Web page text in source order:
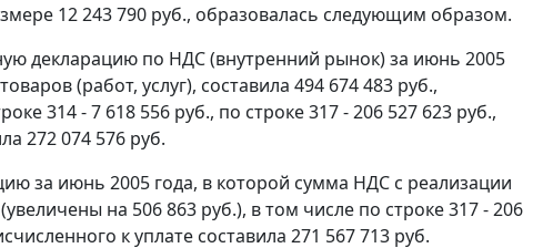
12 243 790 руб., образовалась следующим образом.
декларацию по НДС (внутренний рынок) за июнь 2005
(работ, услуг), составила 494 674 483 руб.,
314 - 7 618 556 руб., по строке 317 - 206 527 623 руб.,
272 074 576 руб.
за июнь 2005 года, в которой сумма НДС с реализации
на 506 863 руб.), в том числе по строке 317 - 206
к уплате составила 271 567 713 руб.